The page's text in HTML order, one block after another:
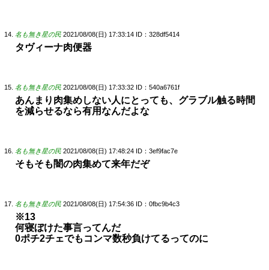
名も無き星の民 2021/08/08(日) 17:33:14 ID：328df5414
タヴィーナ肉便器
名も無き星の民 2021/08/08(日) 17:33:32 ID：540a6761f
あんまり肉集めしない人にとっても、グラブル触る時間
を減らせるなら有用なんだよな
名も無き星の民 2021/08/08(日) 17:48:24 ID：3ef9fac7e
そもそも闇の肉集めて来年だぞ
名も無き星の民 2021/08/08(日) 17:54:36 ID：0fbc9b4c3
※13
何寝ぼけた事言ってんだ
0ポチ2チェでもコンマ数秒負けてるってのに